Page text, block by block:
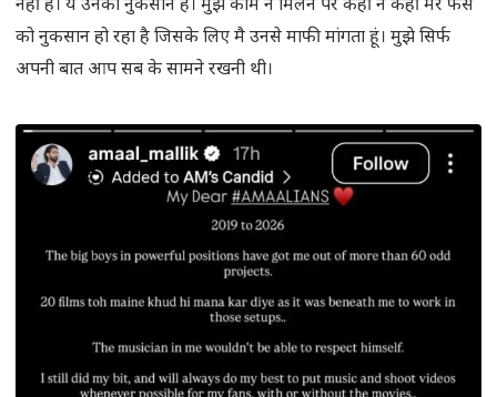
नहीं है। ये उनका नुकसान है। मुझे काम न मिलने पर कहीं न कहीं मेरे फैंस
को नुकसान हो रहा है जिसके लिए मै उनसे माफी मांगता हूं। मुझे सिर्फ
अपनी बात आप सब के सामने रखनी थी।